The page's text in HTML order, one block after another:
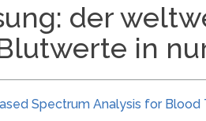
der
in
Spectrum Analysis for Blood